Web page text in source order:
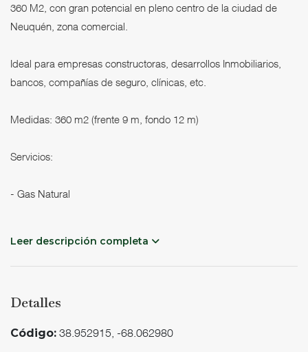
360 M2, con gran potencial en pleno centro de la ciudad de
Neuquén, zona comercial.
Ideal para empresas constructoras, desarrollos Inmobiliarios,
bancos, compañías de seguro, clínicas, etc.
Medidas: 360 m2 (frente 9 m, fondo 12 m)
Servicios:
- Gas Natural
- Cloaca
- Pavimento
Leer descripción completa
Detalles
Código: 38.952915, -68.062980